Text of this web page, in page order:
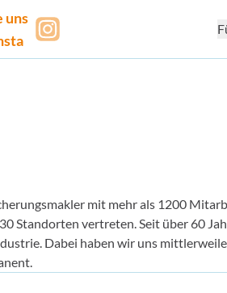
uns
mit mehr als 1200
Standorten vertreten. Seit über 60
Dabei haben wir uns